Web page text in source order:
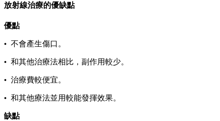
放射線治療的優缺點
優點
• 不會產生傷口。
• 和其他治療法相比，副作用較少。
• 治療費較便宜。
• 和其他療法並用較能發揮效果。
缺點